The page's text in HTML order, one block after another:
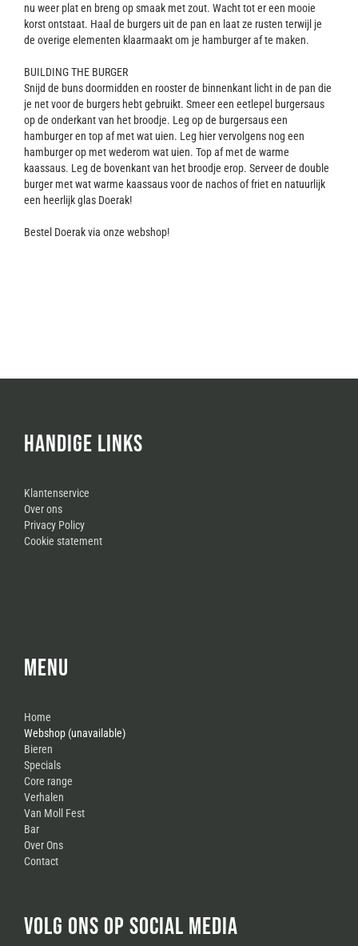
nu weer plat en breng op smaak met zout. Wacht tot er een mooie
korst ontstaat. Haal de burgers uit de pan en laat ze rusten terwijl je
de overige elementen klaarmaakt om je hamburger af te maken.
BUILDING THE BURGER
Snijd de buns doormidden en rooster de binnenkant licht in de pan die
je net voor de burgers hebt gebruikt. Smeer een eetlepel burgersaus
op de onderkant van het broodje. Leg op de burgersaus een
hamburger en top af met wat uien. Leg hier vervolgens nog een
hamburger op met wederom wat uien. Top af met de warme
kaassaus. Leg de bovenkant van het broodje erop. Serveer de double
burger met wat warme kaassaus voor de nachos of friet en natuurlijk
een heerlijk glas Doerak!
Bestel Doerak via onze webshop!
HANDIGE LINKS
Klantenservice
Over ons
Privacy Policy
Cookie statement
MENU
Home
Webshop (unavailable)
Bieren
Specials
Core range
Verhalen
Van Moll Fest
Bar
Over Ons
Contact
VOLG ONS OP SOCIAL MEDIA